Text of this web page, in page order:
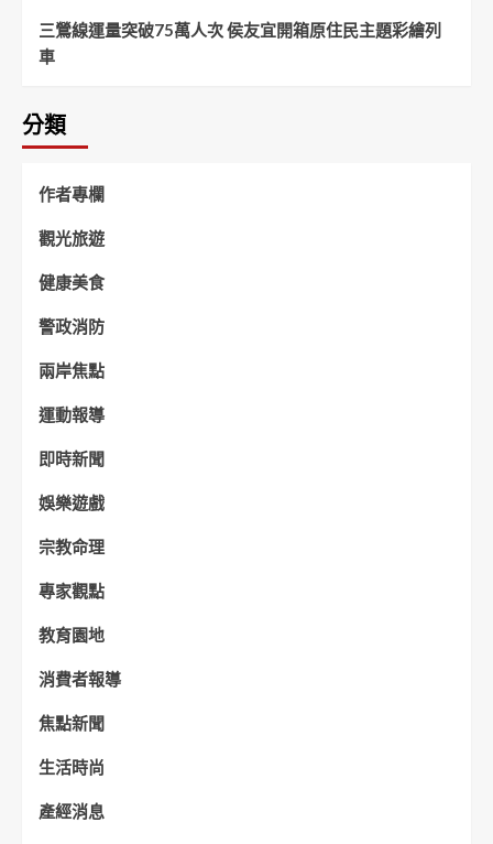
三鶯線運量突破75萬人次 侯友宜開箱原住民主題彩繪列
車
分類
作者專欄
觀光旅遊
健康美食
警政消防
兩岸焦點
運動報導
即時新聞
娛樂遊戲
宗教命理
專家觀點
教育園地
消費者報導
焦點新聞
生活時尚
產經消息